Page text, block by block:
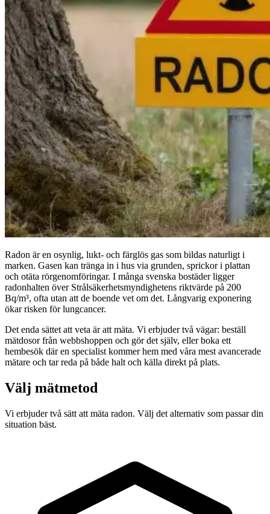
Radon är en osynlig, lukt- och färglös gas som bildas naturligt i
marken. Gasen kan tränga in i hus via grunden, sprickor i plattan
och otäta rörgenomföringar. I många svenska bostäder ligger
radonhalten över Strålsäkerhetsmyndighetens riktvärde på 200
Bq/m³, ofta utan att de boende vet om det. Långvarig exponering
ökar risken för lungcancer.
Det enda sättet att veta är att mäta. Vi erbjuder två vägar: beställ
mätdosor från webbshoppen och gör det själv, eller boka ett
hembesök där en specialist kommer hem med våra mest avancerade
mätare och tar reda på både halt och källa direkt på plats.
Välj mätmetod
Vi erbjuder två sätt att mäta radon. Välj det alternativ som passar din
situation bäst.